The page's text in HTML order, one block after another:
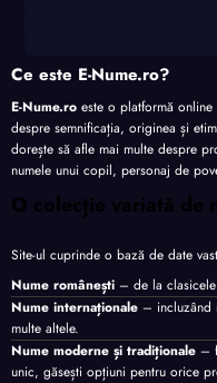
Ce este E-Nume.ro?
E-Nume.ro este o platformă
despre semnificația, originea și
dorește să afle mai multe despre
numele unui copil, personaj de
O colecție variată de
Site-ul cuprinde o bază de date
Nume românești – de la
Nume internaționale – incluzând
multe altele.
Nume moderne și tradiționale –
unic, găsești opțiuni pentru orice